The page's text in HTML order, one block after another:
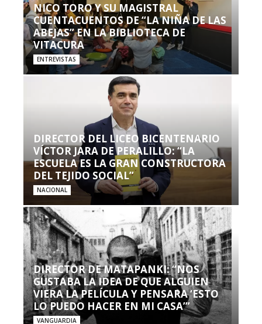
NICO TORO Y SU MAGISTRAL
CUENTACUENTOS DE “LA NIÑA DE LAS
ABEJAS” EN LA BIBLIOTECA DE
VITACURA
ENTREVISTAS
DIRECTOR DEL LICEO BICENTENARIO
VÍCTOR JARA DE PERALILLO: “LA
ESCUELA ES LA GRAN CONSTRUCTORA
DEL TEJIDO SOCIAL”
NACIONAL
DIRECTOR DE MATAPANKI: “NOS
GUSTABA LA IDEA DE QUE ALGUIEN
VIERA LA PELÍCULA Y PENSARA ‘ESTO
LO PUEDO HACER EN MI CASA’”
VANGUARDIA